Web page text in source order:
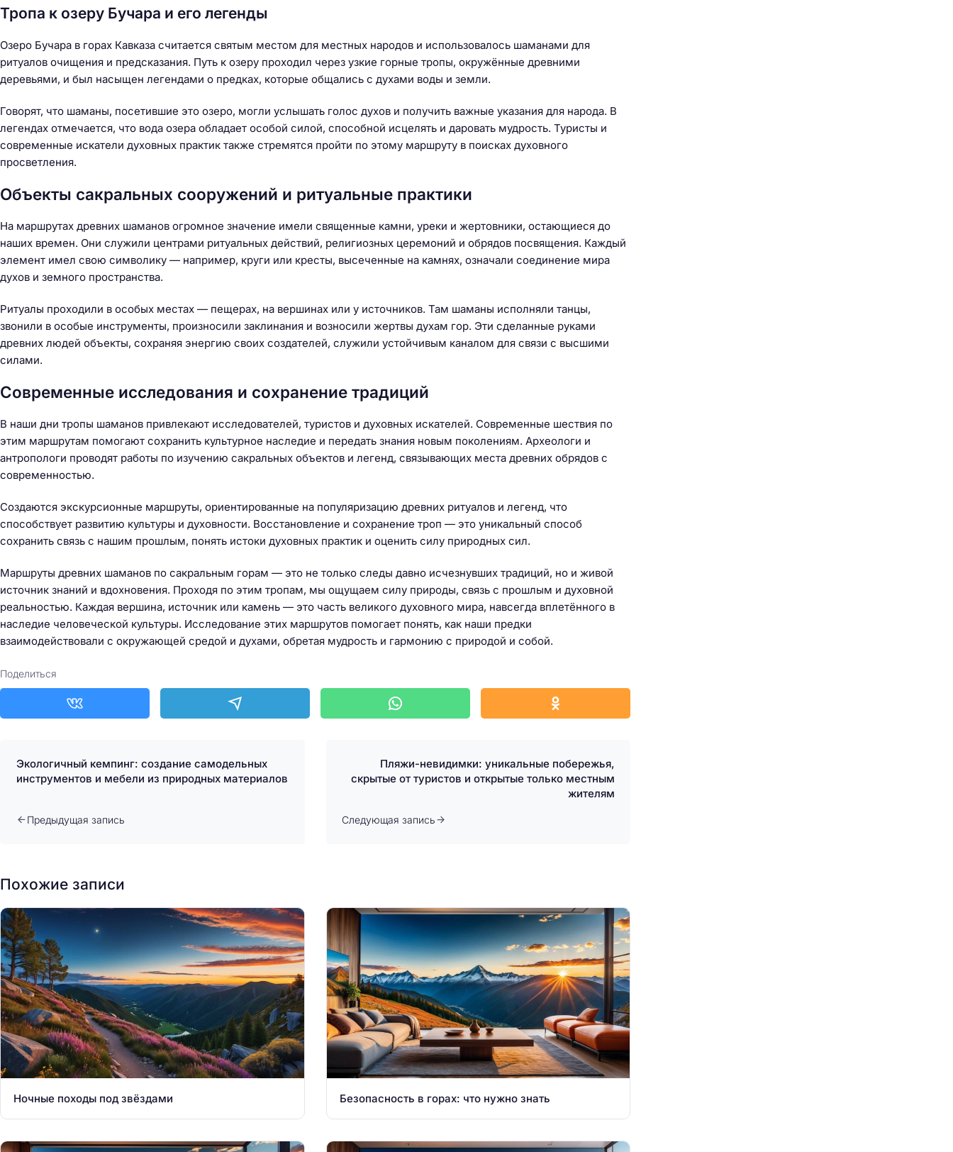
Тропа к озеру Бучара и его легенды
Озеро Бучара в горах Кавказа считается святым местом для местных народов и использовалось шаманами для
ритуалов очищения и предсказания. Путь к озеру проходил через узкие горные тропы, окружённые древними
деревьями, и был насыщен легендами о предках, которые общались с духами воды и земли.
Говорят, что шаманы, посетившие это озеро, могли услышать голос духов и получить важные указания для народа. В
легендах отмечается, что вода озера обладает особой силой, способной исцелять и даровать мудрость. Туристы и
современные искатели духовных практик также стремятся пройти по этому маршруту в поисках духовного
просветления.
Объекты сакральных сооружений и ритуальные практики
На маршрутах древних шаманов огромное значение имели священные камни, уреки и жертовники, остающиеся до
наших времен. Они служили центрами ритуальных действий, религиозных церемоний и обрядов посвящения. Каждый
элемент имел свою символику — например, круги или кресты, высеченные на камнях, означали соединение мира
духов и земного пространства.
Ритуалы проходили в особых местах — пещерах, на вершинах или у источников. Там шаманы исполняли танцы,
звонили в особые инструменты, произносили заклинания и возносили жертвы духам гор. Эти сделанные руками
древних людей объекты, сохраняя энергию своих создателей, служили устойчивым каналом для связи с высшими
силами.
Современные исследования и сохранение традиций
В наши дни тропы шаманов привлекают исследователей, туристов и духовных искателей. Современные шествия по
этим маршрутам помогают сохранить культурное наследие и передать знания новым поколениям. Археологи и
антропологи проводят работы по изучению сакральных объектов и легенд, связывающих места древних обрядов с
современностью.
Создаются экскурсионные маршруты, ориентированные на популяризацию древних ритуалов и легенд, что
способствует развитию культуры и духовности. Восстановление и сохранение троп — это уникальный способ
сохранить связь с нашим прошлым, понять истоки духовных практик и оценить силу природных сил.
Маршруты древних шаманов по сакральным горам — это не только следы давно исчезнувших традиций, но и живой
источник знаний и вдохновения. Проходя по этим тропам, мы ощущаем силу природы, связь с прошлым и духовной
реальностью. Каждая вершина, источник или камень — это часть великого духовного мира, навсегда вплетённого в
наследие человеческой культуры. Исследование этих маршрутов помогает понять, как наши предки
взаимодействовали с окружающей средой и духами, обретая мудрость и гармонию с природой и собой.
Поделиться
Экологичный кемпинг: создание самодельных
инструментов и мебели из природных материалов
Предыдущая запись
Пляжи-невидимки: уникальные побережья,
скрытые от туристов и открытые только местным
жителям
Следующая запись
Похожие записи
Ночные походы под звёздами Безопасность в горах: что нужно знать
й
и